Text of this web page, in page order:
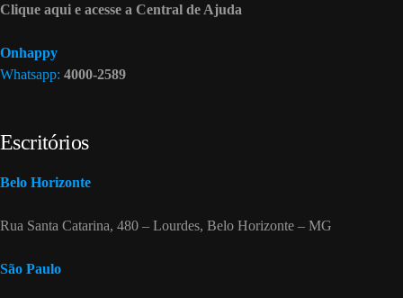
Clique aqui e acesse a Central de Ajuda
Onhappy
Whatsapp: 4000-2589
Escritórios
Belo Horizonte
Rua Santa Catarina, 480 – Lourdes, Belo Horizonte – MG
São Paulo